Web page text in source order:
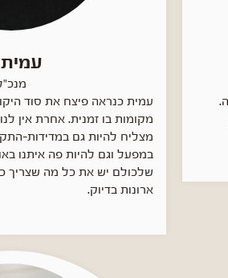
עמית
עמית כנראה פיצח את סוד
מקומות בו זמנית. אחרת אין
מצליח להיות גם במדידות-
במפעל וגם להיות פה איתנו
שלכולם יש את כל מה שצריך
ארונות בדיוק.